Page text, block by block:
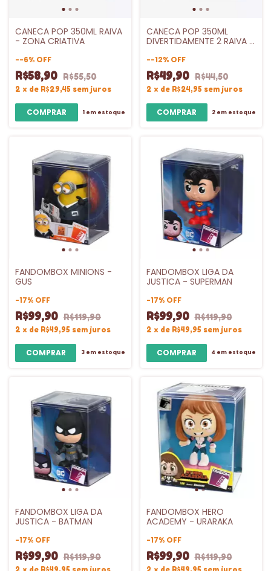
CANECA POP 350ML RAIVA
- ZONA CRIATIVA
--6% OFF
R$58,90 R$55,50
2 x de R$29,45 sem juros
1em estoque
CANECA POP 350ML
DIVERTIDAMENTE 2 RAIVA -
--12% OFF
R$49,90 R$44,50
2 x de R$24,95 sem juros
2 em estoque
FANDOMBOX MINIONS -
GUS
-17% OFF
R$99,90 R$119,90
2 x de R$49,95 sem juros
3em estoque
FANDOMBOX LIGA DA
JUSTICA - SUPERMAN
-17% OFF
R$99,90 R$119,90
2 x de R$49,95 sem juros
4 em estoque
FANDOMBOX LIGA DA
JUSTICA - BATMAN
-17% OFF
R$99,90 R$119,90
FANDOMBOX HERO
ACADEMY - URARAKA
-17% OFF
R$99,90 R$119,90